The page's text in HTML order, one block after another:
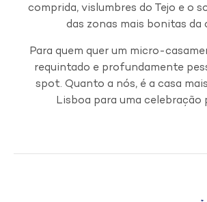
comprida, vislumbres do Tejo e o
das zonas mais bonitas da
Para quem quer um micro-
requintado e profundamente
spot. Quanto a nós, é a casa
Lisboa para uma celebração